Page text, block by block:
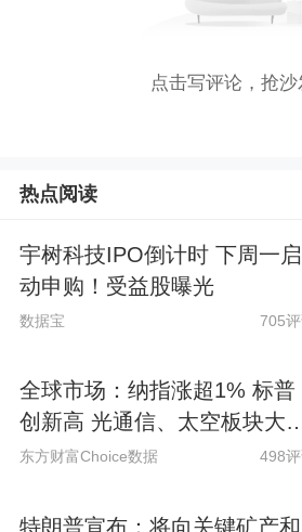
点击写评论，抢沙
热点阅读
宇树科技IPO倒计时 下周一启
动申购！受益股曝光
数据宝 705
全球市场：纳指涨超1% 标普
创新高 光通信、太空板块大
SpaceX涨超15%
东方财富Choice数据 498
特朗普宣布：将向关键矿产和